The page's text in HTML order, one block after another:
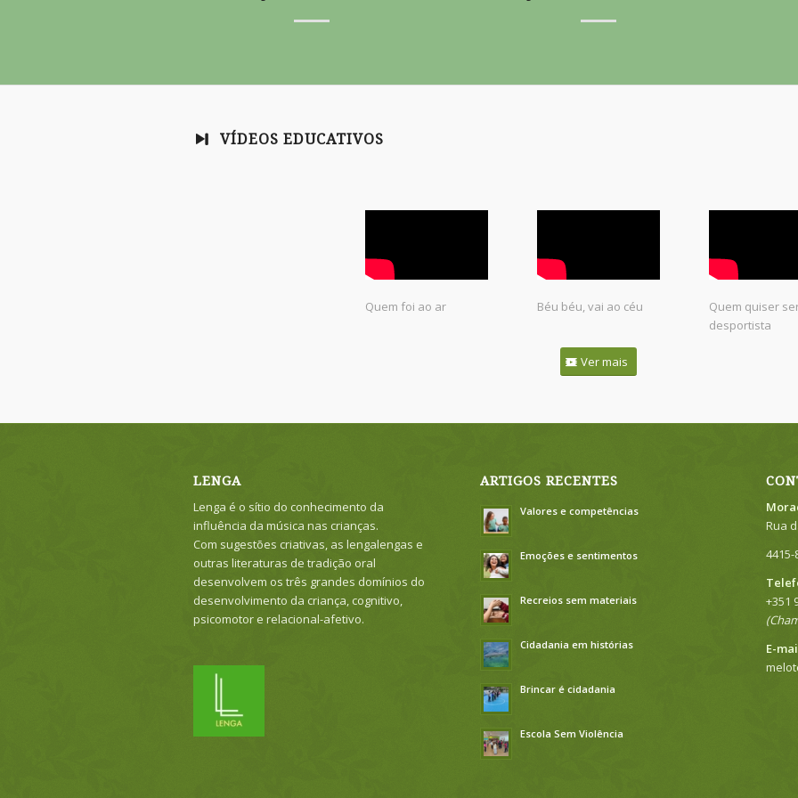
VÍDEOS EDUCATIVOS
Quem foi ao ar Béu béu, vai ao céu
Quem quiser
desportista
Ver mais
LENGA
Lenga é o sítio do conhecimento da
influência da música nas crianças.
Com sugestões criativas, as lengalengas e
outras literaturas de tradição oral
desenvolvem os três grandes domínios do
desenvolvimento da criança, cognitivo,
psicomotor e relacional-afetivo.
ARTIGOS RECENTES
Valores e competências
Emoções e sentimentos
Recreios sem materiais
Cidadania em histórias
Brincar é cidadania
Escola Sem Violência
Rua
4415-
+351
E-